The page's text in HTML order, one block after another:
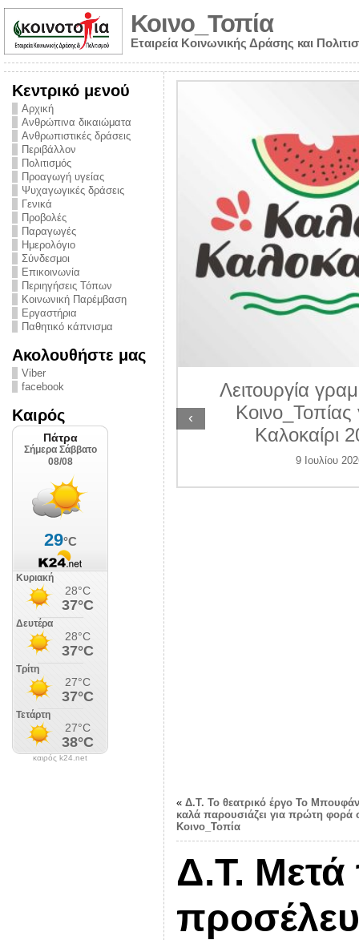
Κοινο_Τοπία
Εταιρεία Κοινωνικής Δράσης και
Κεντρικό μενού
Αρχική
Ανθρώπινα δικαιώματα
Ανθρωπιστικές δράσεις
Περιβάλλον
Πολιτισμός
Προαγωγή υγείας
Ψυχαγωγικές δράσεις
Γενικά
Προβολές
Παραγωγές
Ημερολόγιο
Σύνδεσμοι
Επικοινωνία
Περιηγήσεις Τόπων
Κοινωνική Παρέμβαση
Εργαστήρια
Παθητικό κάπνισμα
Ακολουθήστε μας
Viber
facebook
Καιρός
καιρός k24.net
από την
την ημέρα
και
στο
2026
Λειτουργία
Κοινο_Τοπίας
Καλοκαίρι
9 Ιουλίου
‹
« Δ.Τ. Το θεατρικό έργο Το
καλά παρουσιάζει για πρώτη φορά
Κοινο_Τοπία
Δ.Τ. Μετά